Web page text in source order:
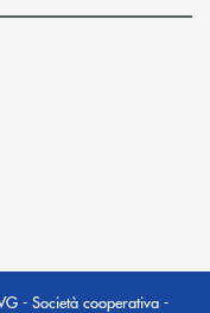
di posta elettronica)
di posta elettronica)
- Società cooperativa -